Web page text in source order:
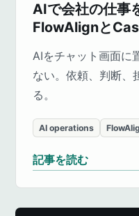
AIで会社の仕事
FlowAlignと
AIをチャット画面に
ない。依頼、判断、
る。
AI operations
記事を読む